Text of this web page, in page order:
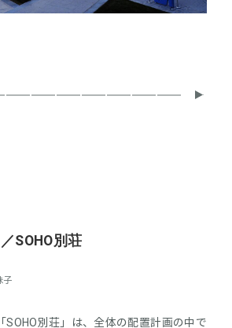
SOHO別荘
子
SOHO別荘」は、全体の配置計画の中で